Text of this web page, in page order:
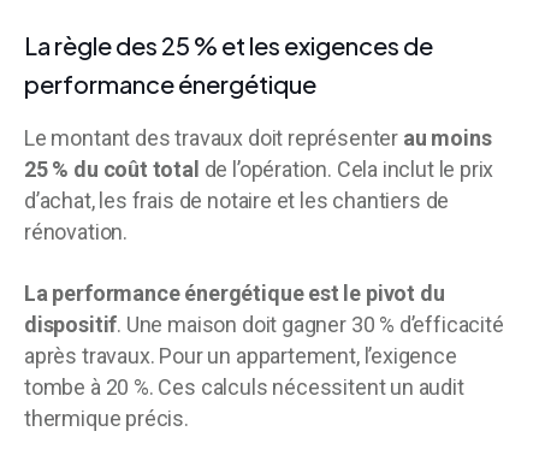
La règle des 25 % et les exigences de
performance énergétique
Le montant des travaux doit représenter au moins
25 % du coût total de l’opération. Cela inclut le prix
d’achat, les frais de notaire et les chantiers de
rénovation.
La performance énergétique est le pivot du
dispositif. Une maison doit gagner 30 % d’efficacité
après travaux. Pour un appartement, l’exigence
tombe à 20 %. Ces calculs nécessitent un audit
thermique précis.